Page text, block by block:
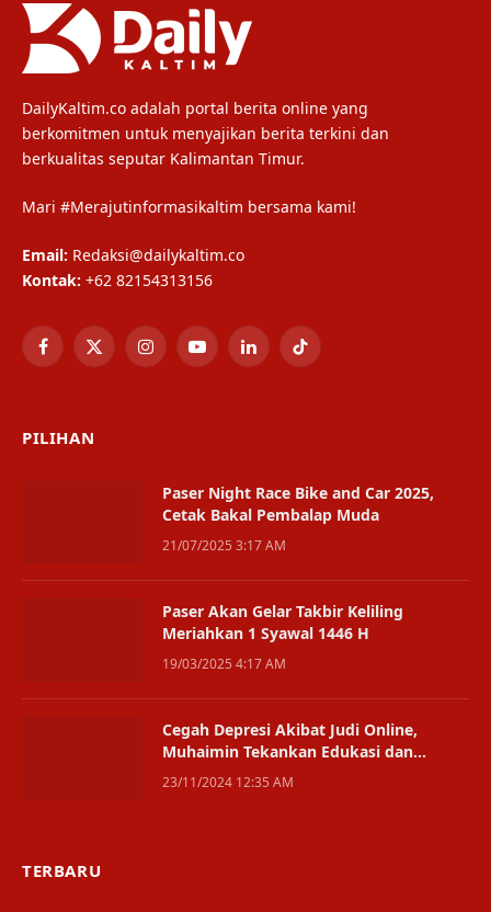
DailyKaltim.co adalah portal berita online yang
berkomitmen untuk menyajikan berita terkini dan
berkualitas seputar Kalimantan Timur.
Mari #Merajutinformasikaltim bersama kami!
Email: Redaksi@dailykaltim.co
Kontak: +62 82154313156
Facebook
X
InstagramYouTubeLinkedInTikTok
PILIHAN
Paser Night Race Bike and Car 2025,
Cetak Bakal Pembalap Muda
21/07/2025 3:17 AM
Paser Akan Gelar Takbir Keliling
Meriahkan 1 Syawal 1446 H
19/03/2025 4:17 AM
Cegah Depresi Akibat Judi Online,
Muhaimin Tekankan Edukasi dan
Dukungan
23/11/2024 12:35 AM
TERBARU